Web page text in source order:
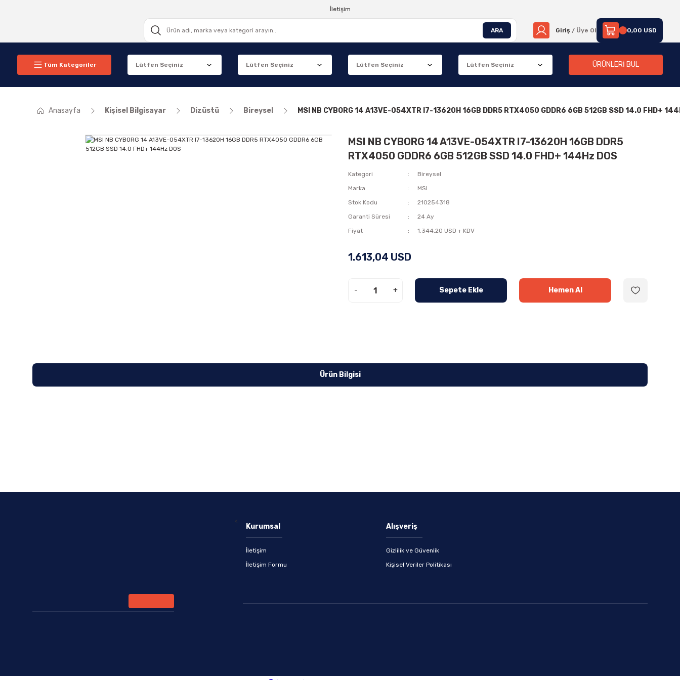
İletişim
ARA Giriş / Üye Ol 0,00 USD
Tüm Kategoriler ÜRÜNLERİ BUL
Anasayfa Kişisel Bilgisayar Dizüstü Bireysel MSI NB CYBORG 14 A13VE-054XTR I7-13620H 16GB DDR5 RTX4050 GDDR6 6GB 512GB SSD 14.0 FHD+
MSI NB CYBORG 14 A13VE-054XTR I7-13620H 16GB DDR5
RTX4050 GDDR6 6GB 512GB SSD 14.0 FHD+ 144Hz DOS
Kategori
Bireysel
Marka
MSI
Stok Kodu
210254318
Garanti Süresi
24 Ay
Fiyat
1.344,20 USD + KDV
1.613,04 USD
- + Sepete Ekle Hemen Al
Ürün Bilgisi
<
Kurumsal
İletişim
İletişim Formu
Alışveriş
Gizlilik ve Güvenlik
Kişisel Veriler Politikası